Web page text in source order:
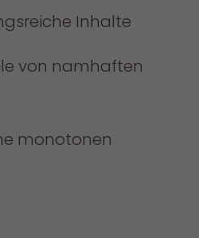
Inhalte
von namhaften
monotonen